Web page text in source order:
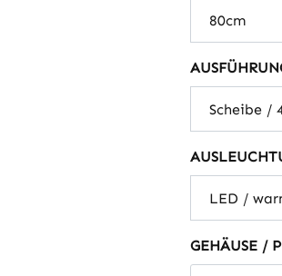
GEHÄUSE /